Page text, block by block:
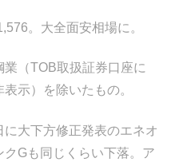
。大全面安相場に。
（TOB取扱証券口座に
示）を除いたもの。
大下方修正発表のエネオ
Gも同じくらい下落。ア